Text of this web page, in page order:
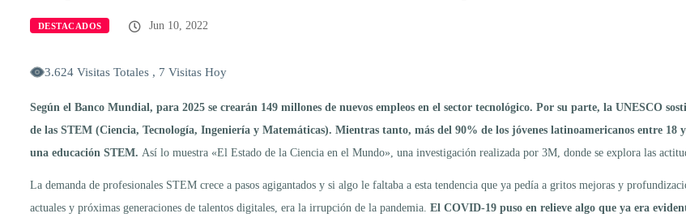
DESTACADOS Jun 10, 2022
3.624 Visitas Totales , 7 Visitas Hoy
Según el Banco Mundial, para 2025 se crearán 149 millones de nuevos empleos en el sector tecnológico. Por su parte, la UNESCO
de las STEM (Ciencia, Tecnología, Ingeniería y Matemáticas). Mientras tanto, más del 90% de los jóvenes latinoamericanos entre 18
una educación STEM. Así lo muestra «El Estado de la Ciencia en el Mundo», una investigación realizada por 3M, donde se explora las
La demanda de profesionales STEM crece a pasos agigantados y si algo le faltaba a esta tendencia que ya pedía a gritos mejoras y
actuales y próximas generaciones de talentos digitales, era la irrupción de la pandemia. El COVID-19 puso en relieve algo que ya era